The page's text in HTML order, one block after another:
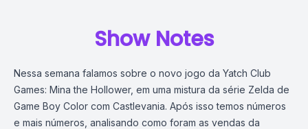
Show Notes
Nessa semana falamos sobre o novo jogo da Yatch Club
Games: Mina the Hollower, em uma mistura da série Zelda de
Game Boy Color com Castlevania. Após isso temos números
e mais números, analisando como foram as vendas da